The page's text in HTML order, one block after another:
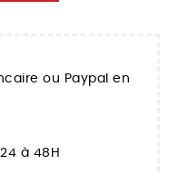
ou Paypal en
à 48H